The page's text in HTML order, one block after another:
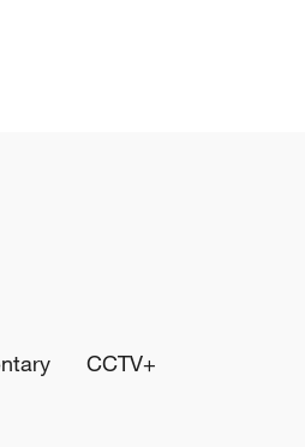
CCTV+